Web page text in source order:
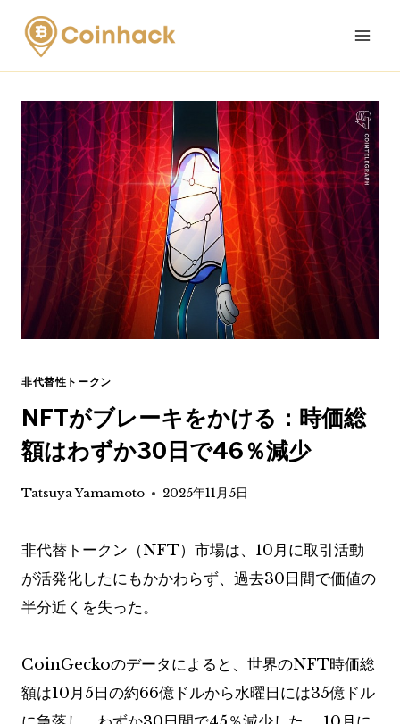
Skip
content
非代替性トークン
NFTがブレーキをかける：時価総
額はわずか30日で46％減少
Tatsuya Yamamoto 2025年11月5日
非代替トークン（NFT）市場は、10月に取引活動
が活発化したにもかかわらず、過去30日間で価値の
半分近くを失った。
CoinGeckoのデータによると、世界のNFT時価総
額は10月5日の約66億ドルから水曜日には35億ドル